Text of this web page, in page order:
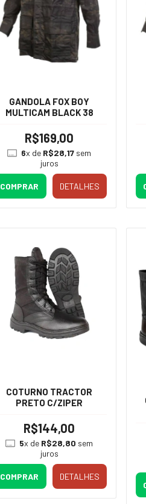
GANDOLA FOX BOY
MULTICAM BLACK 38
R$169,00
6x de R$28,17 sem
juros
COMPRAR DETALHES
COTURNO TRACTOR
PRETO C/ZIPER
R$144,00
5x de R$28,80 sem
juros
COMPRAR DETALHES